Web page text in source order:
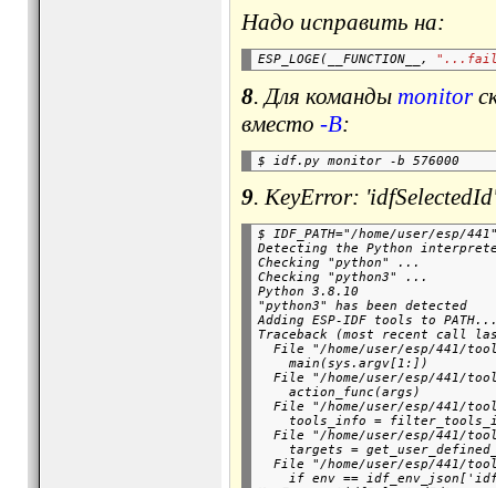
Надо исправить на:
ESP_LOGE(__FUNCTION__,
8. Для команды monitor
вместо -B:
9. KeyError:
$ IDF_PATH="/home/user/esp/
Detecting the Python
Checking "python" ...
Checking "python3" ...
Python 3.8.10
"python3" has been detected
Adding ESP-IDF tools to
Traceback (most recent call
File "/home/user/esp/441/
    main(sys.argv[1:])
File "/home/user/esp/441/
    action_func(args)
File "/home/user/esp/441/
tools_info =
File "/home/user/esp/441/
targets =
File "/home/user/esp/441/
if env ==